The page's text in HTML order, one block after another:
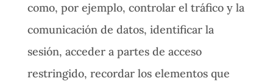
como, por ejemplo, controlar el tráfico y la
comunicación de datos, identificar la
sesión, acceder a partes de acceso
restringido, recordar los elementos que